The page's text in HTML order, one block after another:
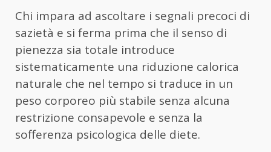
Chi impara ad ascoltare i segnali precoci di
sazietà e si ferma prima che il senso di
pienezza sia totale introduce
sistematicamente una riduzione calorica
naturale che nel tempo si traduce in un
peso corporeo più stabile senza alcuna
restrizione consapevole e senza la
sofferenza psicologica delle diete.